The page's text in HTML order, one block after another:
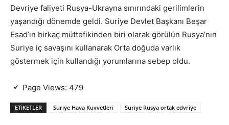
Devriye faliyeti Rusya-Ukrayna sınırındaki gerilimlerin
yaşandığı dönemde geldi. Suriye Devlet Başkanı Beşar
Esad’ın birkaç müttefikinden biri olarak görülün Rusya’nın
Suriye iç savaşını kullanarak Orta doğuda varlık
göstermek için kullandığı yorumlarına sebep oldu.
Page Views: 479
ETIKETLER Suriye Hava Kuvvetleri Suriye Rusya ortak edvriye